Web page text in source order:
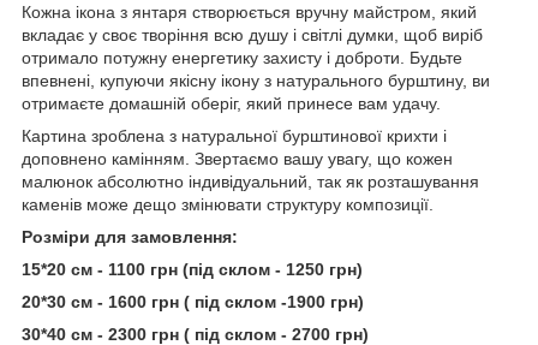
Кожна ікона з янтаря створюється вручну майстром, який
вкладає у своє творіння всю душу і світлі думки, щоб виріб
отримало потужну енергетику захисту і доброти. Будьте
впевнені, купуючи якісну ікону з натурального бурштину, ви
отримаєте домашній оберіг, який принесе вам удачу.
Картина зроблена з натуральної бурштинової крихти і
доповнено камінням. Звертаємо вашу увагу, що кожен
малюнок абсолютно індивідуальний, так як розташування
каменів може дещо змінювати структуру композиції.
Розміри для замовлення:
15*20 см - 1100 грн (під склом - 1250 грн)
20*30 см - 1600 грн ( під склом -1900 грн)
30*40 см - 2300 грн ( під склом - 2700 грн)